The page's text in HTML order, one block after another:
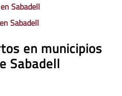
Sabadell
Sabadell
en municipios
Sabadell